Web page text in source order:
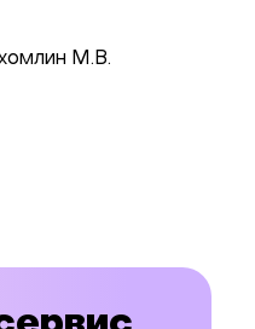
М.В.